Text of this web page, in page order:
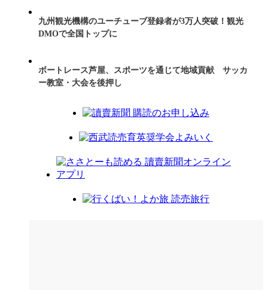
九州観光機構のユーチューブ登録者が3万人突破！観光
DMOで全国トップに
ボートレース芦屋、スポーツを通じて地域貢献 サッカ
ー教室・大会を後押し